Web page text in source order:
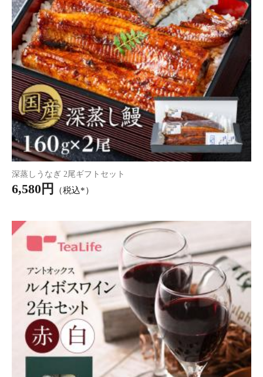
こねこのこねこねクッキー+セイロンティー ギフトセット
3,190円（税込）
31P (1.0%)
こねこのこねこねクッキー
+贅沢はちみつ紅茶
3,590円（税込）
(1.0%)
こねこのこねこねクッキー
+猫コーヒー ギフトセット
3,390円 （税込）
(1.0%)